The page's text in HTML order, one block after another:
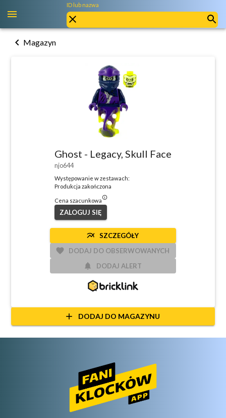
ID lub nazwa
chevron_left Magazyn
Ghost - Legacy, Skull Face
njo644
Występowanie w zestawach:
Produkcja zakończona
Cena szacunkowainfo_outlined
ZALOGUJ SIĘ
multiline_chart SZCZEGÓŁY
favorite DODAJ DO OBSERWOWANYCH
notifications DODAJ ALERT
add DODAJ DO MAGAZYNU